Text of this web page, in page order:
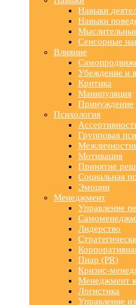
Навыки
Навыки
Сенсорные
Влияние
Убеждение и
Критика
Манипуляция
Принуждение
Психология
Групповая
Мотивация
Принятие
Социальная
Эмоции
Менеджмент
Управление
Лидерство
Пиар (PR)
Кризис-
Менеджмент
Логистика
Управление